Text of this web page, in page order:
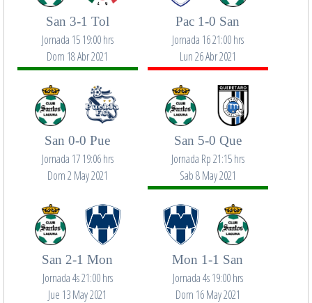
San 3-1 Tol
Jornada 15 19:00 hrs
Dom 18 Abr 2021
Pac 1-0 San
Jornada 16 21:00 hrs
Lun 26 Abr 2021
San 0-0 Pue
Jornada 17 19:06 hrs
Dom 2 May 2021
San 5-0 Que
Jornada Rp 21:15 hrs
Sab 8 May 2021
San 2-1 Mon
Jornada 4s 21:00 hrs
Jue 13 May 2021
Mon 1-1 San
Jornada 4s 19:00 hrs
Dom 16 May 2021